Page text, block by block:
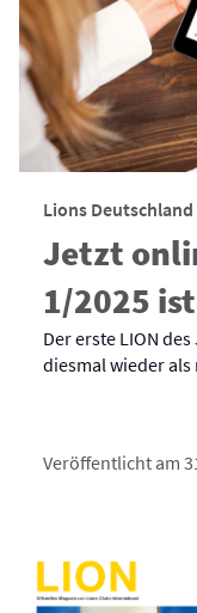
Lions Deutschland
Jetzt
1/2025
Der erste LION
diesmal wieder
Veröffentlicht am